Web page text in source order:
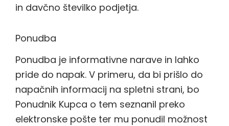
in davčno številko podjetja.
Ponudba
Ponudba je informativne narave in lahko
pride do napak. V primeru, da bi prišlo do
napačnih informacij na spletni strani, bo
Ponudnik Kupca o tem seznanil preko
elektronske pošte ter mu ponudil možnost